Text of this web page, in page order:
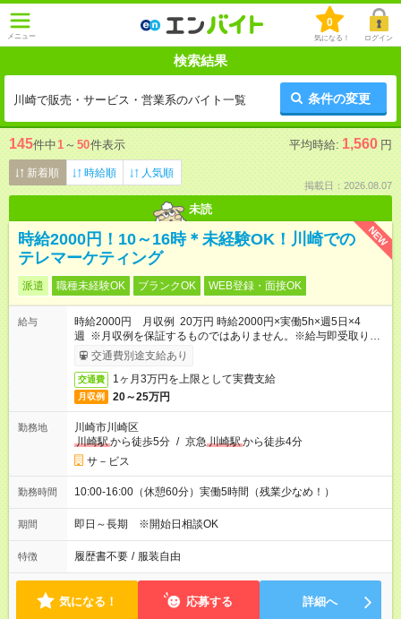
メニュー
0
気になる！ ログイン
検索結果
川崎で販売・サービス・営業系のバイト一覧 条件の変更
145件中1 ～ 50件表示 平均時給: 1,560 円
新着順 時給順 人気順
掲載日：2026.08.07
未読
NEW
時給2000円！10～16時＊未経験OK！川崎での
テレマーケティング
派遣 職種未経験OK ブランクOK WEB登録・面接OK
給与
時給2000円 月収例 20万円 時給2000円×実働5h×週5日×4
週 ※月収例を保証するものではありません。※給与即受取りサ
ービス利用可（利用条件有）
交通費別途支給あり
交通費 1ヶ月3万円を上限として実費支給
月収例 20～25万円
勤務地
川崎市川崎区
川崎駅から徒歩5分 / 京急 川崎駅から徒歩4分
サ－ビス
勤務時間 10:00-16:00（休憩60分）実働5時間（残業少なめ！）
期間 即日～長期 ※開始日相談OK
特徴 履歴書不要 / 服装自由
気になる！ 応募する 詳細へ